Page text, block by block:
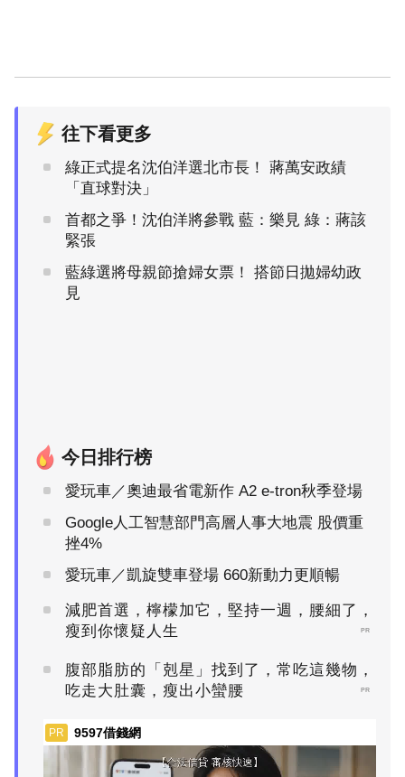
往下看更多
綠正式提名沈伯洋選北市長！ 蔣萬安政績
「直球對決」
首都之爭！沈伯洋將參戰 藍：樂見 綠：蔣該
緊張
藍綠選將母親節搶婦女票！ 搭節日拋婦幼政
見
今日排行榜
愛玩車／奧迪最省電新作 A2 e-tron秋季登場
Google人工智慧部門高層人事大地震 股價重
挫4%
愛玩車／凱旋雙車登場 660新動力更順暢
減肥首選，檸檬加它，堅持一週，腰細了，
瘦到你懷疑人生
PR
腹部脂肪的「剋星」找到了，常吃這幾物，
吃走大肚囊，瘦出小蠻腰
PR
PR 9597借錢網